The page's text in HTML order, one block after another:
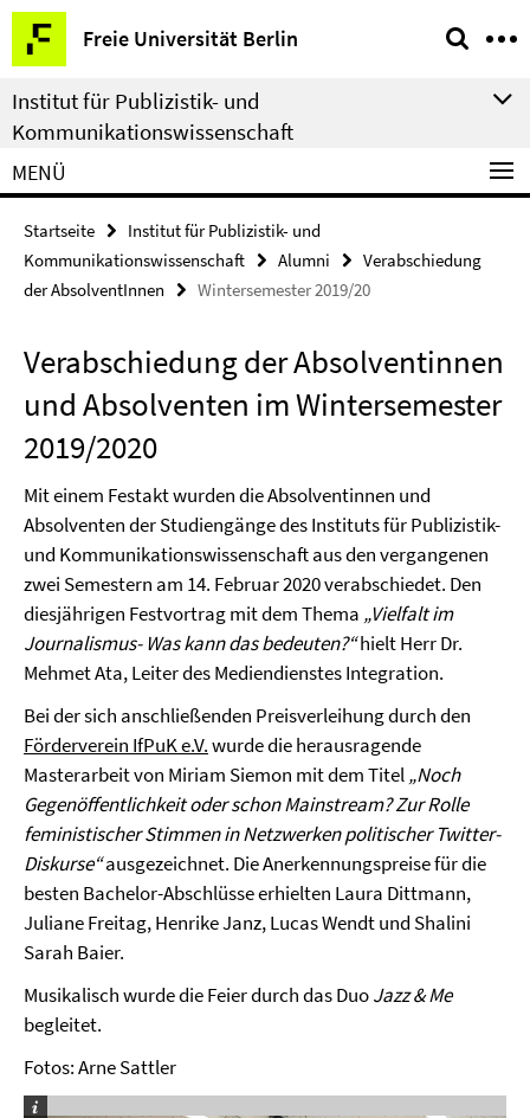
Springe
direkt
zu
Inhalt
Freie Universität Berlin
Service-
Navigation
Institut für Publizistik- und
Kommunikationswissenschaft
MENÜ
Startseite
Institut für Publizistik- und
Kommunikationswissenschaft
Alumni
Verabschiedung
der AbsolventInnen
Wintersemester 2019/20
Verabschiedung der Absolventinnen
und Absolventen im Wintersemester
2019/2020
Mit einem Festakt wurden die Absolventinnen und
Absolventen der Studiengänge des Instituts für Publizistik-
und Kommunikationswissenschaft aus den vergangenen
zwei Semestern am 14. Februar 2020 verabschiedet. Den
diesjährigen Festvortrag mit dem Thema „Vielfalt im
Journalismus- Was kann das bedeuten?“hielt Herr Dr.
Mehmet Ata, Leiter des Mediendienstes Integration.
Bei der sich anschließenden Preisverleihung durch den
Förderverein IfPuK e.V.wurde die herausragende
Masterarbeit von Miriam Siemon mit dem Titel„Noch
Gegenöffentlichkeit oder schon Mainstream? Zur Rolle
feministischer Stimmen in Netzwerken politischer Twitter-
Diskurse“ausgezeichnet. Die Anerkennungspreise für die
besten Bachelor-Abschlüsse erhielten Laura Dittmann,
Juliane Freitag, Henrike Janz, Lucas Wendt und Shalini
Sarah Baier.
Musikalisch wurde die Feier durch das DuoJazz & Me
begleitet.
Fotos: Arne Sattler